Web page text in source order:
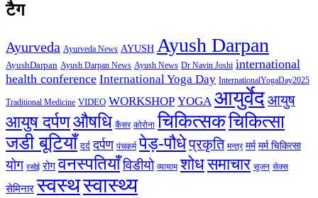
टैग
Ayurveda Ayurveda News AYUSH Ayush Darpan
AyushDarpan Ayush Darpan News Ayush News Dr Navin Joshi international
health conference International Yoga Day InternationalYogaDay2025
Traditional Medicine VIDEO WORKSHOP YOGA आयुर्वेदआयुष
आयुष दर्पणऔषधि कैंसर कोरोना चिकित्सकचिकित्सा
जडी बूटियाँ दर्द दर्पण पंचकर्म पेड़-पौधेप्रकृति मन्त्र मर्म मर्म चिकित्सा
योग रसोई रोग वनस्पतियाँविडीयो व्यायाम शोधसमाचार सूजन सेक्स
सेमिनार स्वस्थस्वास्थ्य